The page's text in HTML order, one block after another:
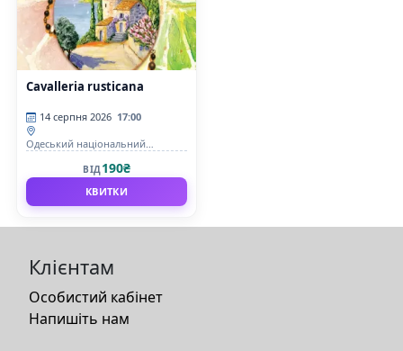
Cavalleria rusticana
14 серпня 2026 17:00
Одеський національний
ВІД190₴
КВИТКИ
Клієнтам
Особистий кабінет
Напишіть нам